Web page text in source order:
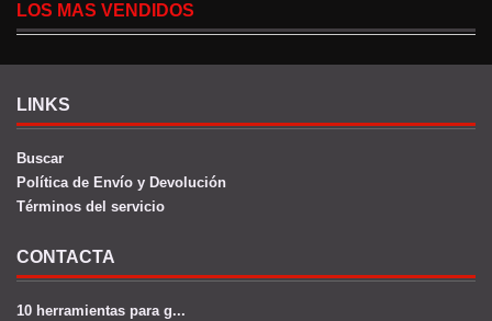
LOS MAS VENDIDOS
LINKS
Buscar
Política de Envío y Devolución
Términos del servicio
CONTACTA
10 herramientas para g...